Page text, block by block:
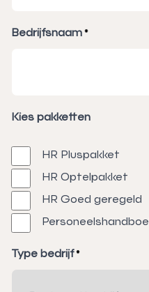
Bedrijfsnaam *
Kies pakketten
HR Pluspakket
HR Optelpakket
HR Goed geregeld
Type bedrijf *